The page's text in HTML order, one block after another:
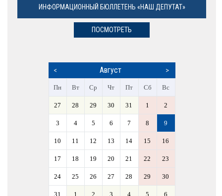
ИНФОРМАЦИОННЫЙ БЮЛЛЕТЕНЬ «НАШ ДЕПУТАТ»
ПОСМОТРЕТЬ
< >
Август
Пн Вт Ср Чт Пт Сб Вс
27 28 29 30 31 1 2
3 4 5 6 7 8 9
10 11 12 13 14 15 16
17 18 19 20 21 22 23
24 25 26 27 28 29 30
31 1 2 3 4 5 6